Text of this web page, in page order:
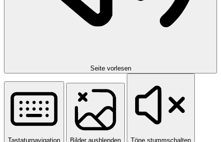
Seite vorlesen
Tastaturnavigation Bilder ausblenden Töne stummschalten